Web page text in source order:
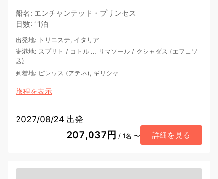
船名: エンチャンテッド・プリンセス
日数: 11泊
出発地: トリエステ, イタリア
寄港地: スプリト / コトル … リマソール / クシャダス (エフェソ
ス)
到着地: ピレウス (アテネ), ギリシャ
旅程を表示
2027/08/24 出発
207,037円 / 1名 〜 詳細を見る